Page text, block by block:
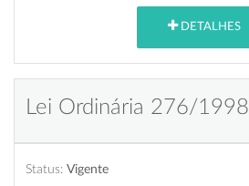
DETALHES
Lei Ordinária 276/1998
Status: Vigente